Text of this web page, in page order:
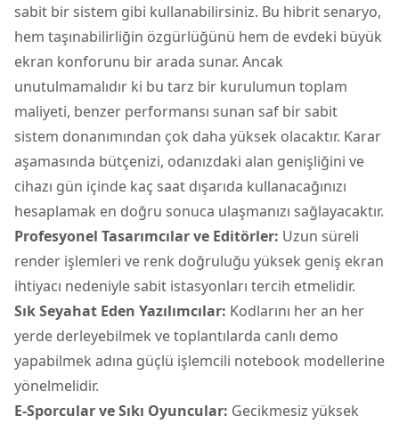
sabit bir sistem gibi kullanabilirsiniz. Bu hibrit senaryo,
hem taşınabilirliğin özgürlüğünü hem de evdeki büyük
ekran konforunu bir arada sunar. Ancak
unutulmamalıdır ki bu tarz bir kurulumun toplam
maliyeti, benzer performansı sunan saf bir sabit
sistem donanımından çok daha yüksek olacaktır. Karar
aşamasında bütçenizi, odanızdaki alan genişliğini ve
cihazı gün içinde kaç saat dışarıda kullanacağınızı
hesaplamak en doğru sonuca ulaşmanızı sağlayacaktır.
Profesyonel Tasarımcılar ve Editörler: Uzun süreli
render işlemleri ve renk doğruluğu yüksek geniş ekran
ihtiyacı nedeniyle sabit istasyonları tercih etmelidir.
Sık Seyahat Eden Yazılımcılar: Kodlarını her an her
yerde derleyebilmek ve toplantılarda canlı demo
yapabilmek adına güçlü işlemcili notebook modellerine
yönelmelidir.
E-Sporcular ve Sıkı Oyuncular: Gecikmesiz yüksek